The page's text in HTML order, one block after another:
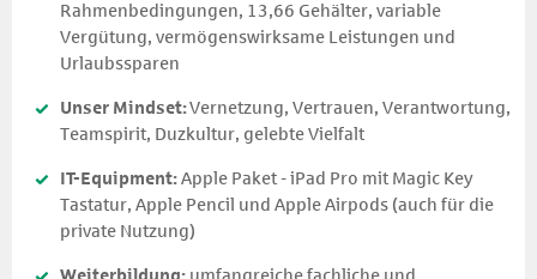
Rahmenbedingungen, 13,66 Gehälter, variable
Vergütung, vermögenswirksame Leistungen und
Urlaubssparen
Unser Mindset:Vernetzung, Vertrauen, Verantwortung,
Teamspirit, Duzkultur, gelebte Vielfalt
IT-Equipment:Apple Paket - iPad Pro mit Magic Key
Tastatur, Apple Pencil und Apple Airpods (auch für die
private Nutzung)